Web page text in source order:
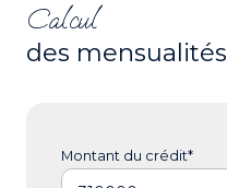
Calcul
des mensualités
Montant du crédit*